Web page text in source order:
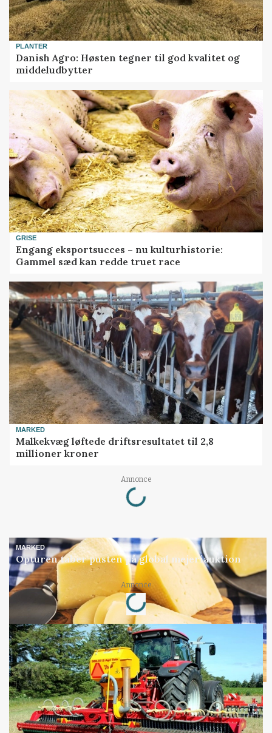
PLANTER
Danish Agro: Høsten tegner til god kvalitet og
middeludbytter
GRISE
Engang eksportsucces – nu kulturhistorie:
Gammel sæd kan redde truet race
MARKED
Malkekvæg løftede driftsresultatet til 2,8
millioner kroner
Annonce
Loading...
MARKED
Opturen taber pusten på global mejeriauktion
Annonce
Loading...